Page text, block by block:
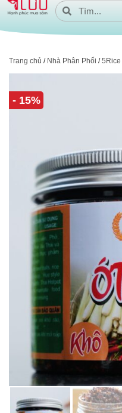
Trang chủ / Nhà Phân Phối /5Rice
- 15%